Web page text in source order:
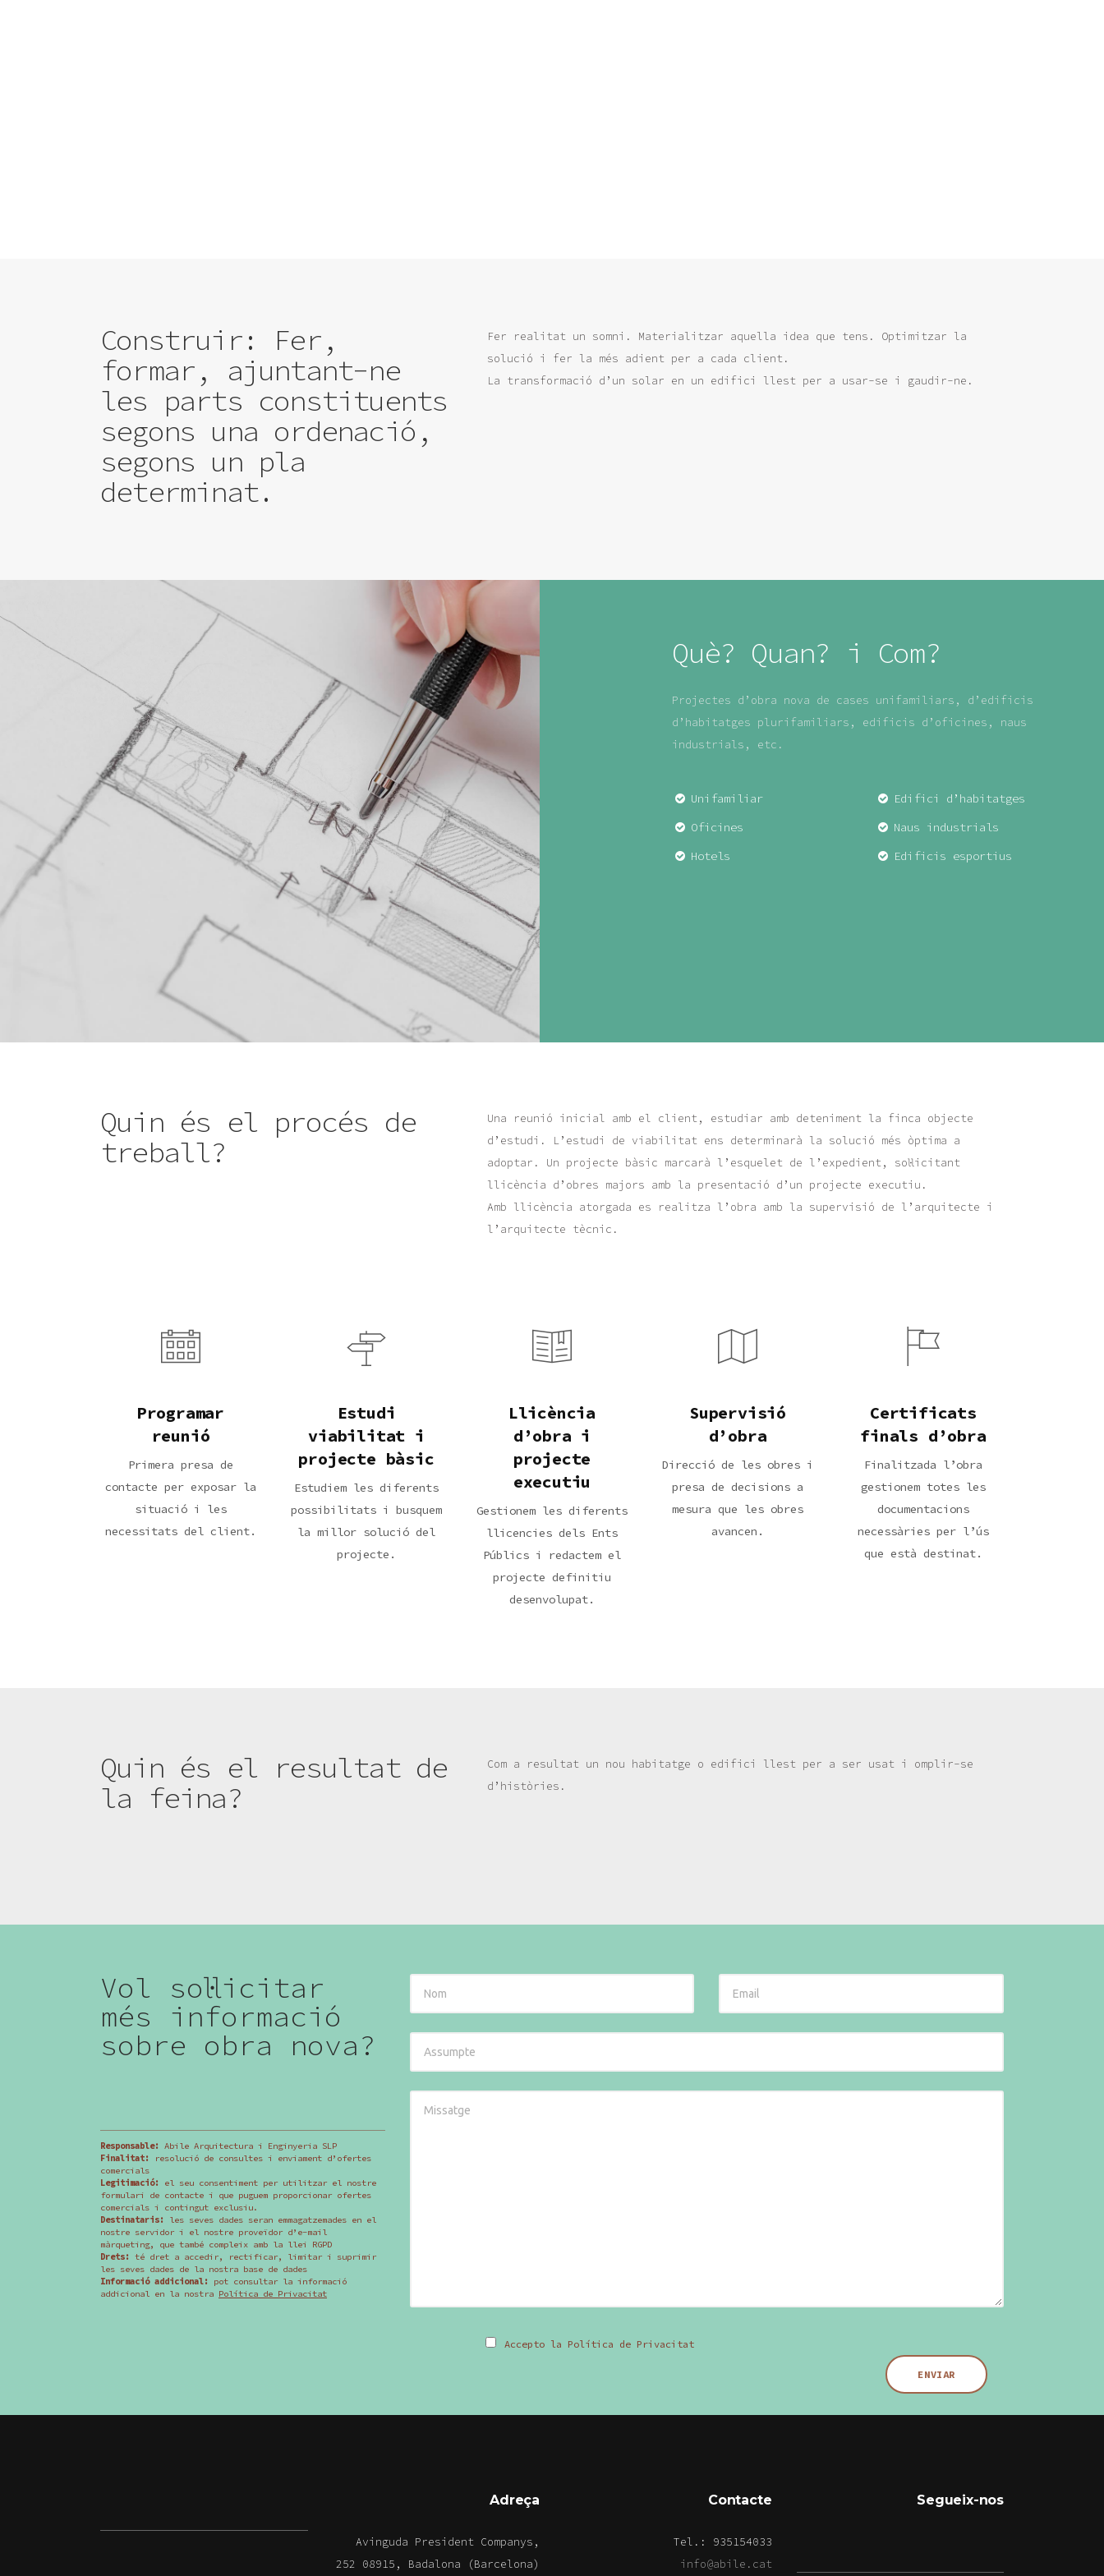
Construir: Fer,
formar, ajuntant-ne
les parts constituents
segons una ordenació,
segons un pla
determinat.
Fer realitat un somni. Materialitzar aquella idea que tens. Optimitzar la
solució i fer la més adient per a cada client.
La transformació d’un solar en un edifici llest per a usar-se i gaudir-ne.
Què? Quan? i Com?
Projectes d’obra nova de cases unifamiliars, d’edificis
d’habitatges plurifamiliars, edificis d’oficines, naus
industrials, etc.
Unifamiliar
Oficines
Hotels
Edifici d’habitatges
Naus industrials
Edificis esportius
Quin és el procés de
treball?
Una reunió inicial amb el client, estudiar amb deteniment la finca objecte
d’estudi. L’estudi de viabilitat ens determinarà la solució més òptima a
adoptar. Un projecte bàsic marcarà l’esquelet de l’expedient, sol·licitant
llicència d’obres majors amb la presentació d’un projecte executiu.
Amb llicència atorgada es realitza l’obra amb la supervisió de l’arquitecte i
l’arquitecte tècnic.
Programar
reunió
Primera presa de
contacte per exposar la
situació i les
necessitats del client.
Estudi
viabilitat i
projecte bàsic
Estudiem les diferents
possibilitats i busquem
la millor solució del
projecte.
Llicència
d’obra i
projecte
executiu
Gestionem les diferents
llicencies dels Ents
Públics i redactem el
projecte definitiu
desenvolupat.
Supervisió
d’obra
Direcció de les obres i
presa de decisions a
mesura que les obres
avancen.
Certificats
finals d’obra
Finalitzada l’obra
gestionem totes les
documentacions
necessàries per l’ús
que està destinat.
Quin és el resultat de
la feina?
Com a resultat un nou habitatge o edifici llest per a ser usat i omplir-se
d’històries.
Vol sol·licitar
més informació
sobre obra nova?
Responsable:
Abile Arquitectura i Enginyeria SLP
Finalitat:
resolució de consultes i enviament d’ofertes
comercials
Legitimació:
el seu consentiment per utilitzar el nostre
formulari de contacte i que puguem proporcionar ofertes
comercials i contingut exclusiu.
Destinataris:
les seves dades seran emmagatzemades en el
nostre servidor i el nostre proveïdor d’e-mail
màrqueting, que també compleix amb la llei RGPD
Drets:
té dret a accedir, rectificar, limitar i suprimir
les seves dades de la nostra base de dades
Informació addicional:
pot consultar la informació
addicional en la nostra Política de Privacitat
Accepto la Política de Privacitat
Adreça
Avinguda President Companys,
252 08915, Badalona (Barcelona)
Contacte
Tel.: 935154033
info@abile.cat
Segueix-nos